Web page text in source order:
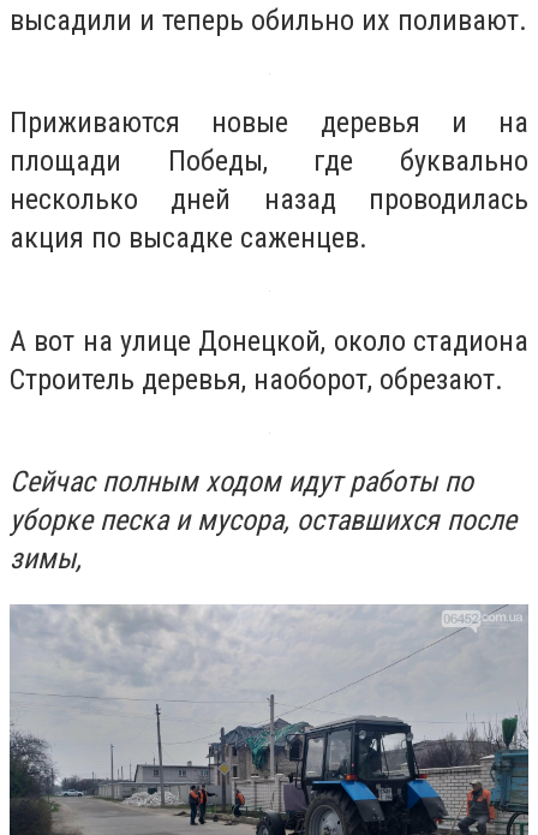
высадили и теперь обильно их поливают.
Приживаются новые деревья и на
площади Победы, где буквально
несколько дней назад проводилась
акция по высадке саженцев.
А вот на улице Донецкой, около стадиона
Строитель деревья, наоборот, обрезают.
Сейчас полным ходом идут работы по
уборке песка и мусора, оставшихся после
зимы,